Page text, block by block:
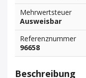
Mehrwertsteuer
Ausweisbar
Referenznummer
96658
Beschreibung